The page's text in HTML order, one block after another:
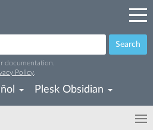
Search
documentation.
Policy
Plesk Obsidian